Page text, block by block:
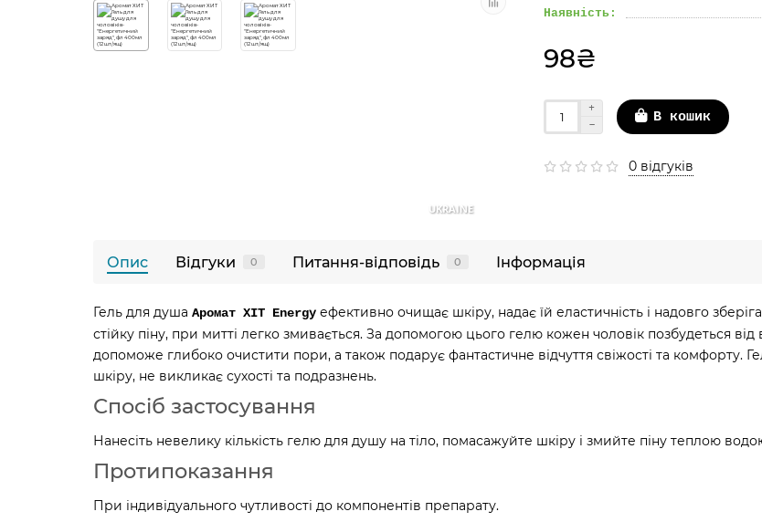
UKRAINE
Наявність:
98₴
В кошик
0 відгуків
Опис Відгуки 0 Питання-відповідь 0 Інформація
Гель для душа Аромат ХІТ Energy ефективно очищає шкіру, надає їй еластичність і надовго
стійку піну, при митті легко змивається. За допомогою цього гелю кожен чоловік позбудеться
допоможе глибоко очистити пори, а також подарує фантастичне відчуття свіжості та комфорту.
шкіру, не викликає сухості та подразнень.
Спосіб застосування
Нанесіть невелику кількість гелю для душу на тіло, помасажуйте шкіру і змийте піну теплою
Протипоказання
При індивідуального чутливості до компонентів препарату.